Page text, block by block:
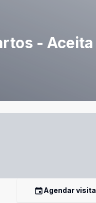
- Aceita
Agendar visita